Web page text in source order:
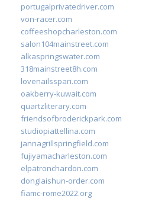
portugalprivatedriver.com
von-racer.com
coffeeshopcharleston.com
salon104mainstreet.com
alkaspringswater.com
318mainstreet8h.com
lovenailsspari.com
oakberry-kuwait.com
quartzliterary.com
friendsofbroderickpark.com
studiopiattellina.com
jannagrillspringfield.com
fujiyamacharleston.com
elpatronchardon.com
donglaishun-order.com
fiamc-rome2022.org